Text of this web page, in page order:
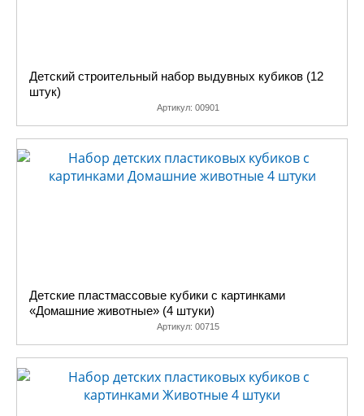
Детский строительный набор выдувных кубиков (12
штук)
Артикул: 00901
Детские пластмассовые кубики с картинками
«Домашние животные» (4 штуки)
Артикул: 00715